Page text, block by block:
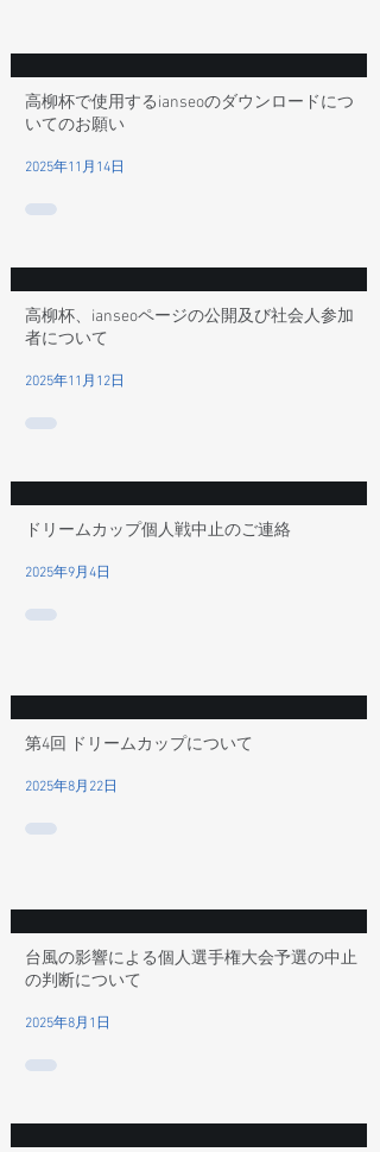
高柳杯で使用するianseoのダウンロードにつ
いてのお願い
2025年11月14日
高柳杯、ianseoページの公開及び社会人参加
者について
2025年11月12日
ドリームカップ個人戦中止のご連絡
2025年9月4日
第4回 ドリームカップについて
2025年8月22日
台風の影響による個人選手権大会予選の中止
の判断について
2025年8月1日